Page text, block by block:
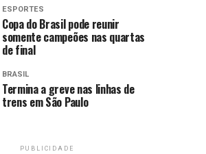
ESPORTES
Copa do Brasil pode reunir
somente campeões nas quartas
de final
BRASIL
Termina a greve nas linhas de
trens em São Paulo
PUBLICIDADE